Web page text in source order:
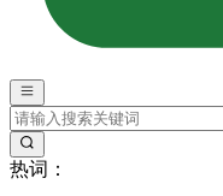
热词：